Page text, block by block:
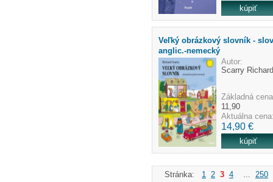
Veľký obrázkový slovník -
anglic.-nemecký
Autor:
Scarry Richard
Základná
11,90
Aktuálna
14,90 €
Stránka: 1 2 3 4 ... 250